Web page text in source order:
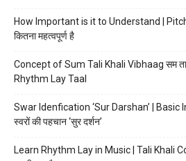
How Important is it to Understand |
कितना महत्वपूर्ण है
Concept of Sum Tali Khali Vibhaag सम
Rhythm Lay Taal
Swar Idenfication ‘Sur Darshan’ |
स्वरों की पहचान ‘सुर दर्शन’
Learn Rhythm Lay in Music | Tali Khali